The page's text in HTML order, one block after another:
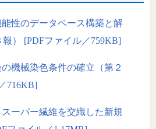
性のデータベース構築と解
） [PDFファイル／759KB]
機械染色条件の確立（第２
716KB]
ーパー繊維を交織した新規